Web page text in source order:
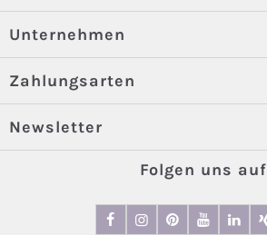
Unternehmen
Zahlungsarten
Newsletter
Folgen uns auf